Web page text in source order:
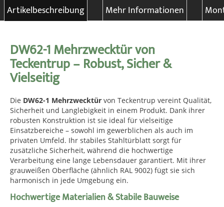
Artikelbeschreibung Mehr Informationen
DW62-1 Mehrzwecktür von
Teckentrup – Robust, Sicher &
Vielseitig
Die DW62-1 Mehrzwecktür von Teckentrup vereint Qualität,
Sicherheit und Langlebigkeit in einem Produkt. Dank ihrer
robusten Konstruktion ist sie ideal für vielseitige
Einsatzbereiche – sowohl im gewerblichen als auch im
privaten Umfeld. Ihr stabiles Stahltürblatt sorgt für
zusätzliche Sicherheit, während die hochwertige
Verarbeitung eine lange Lebensdauer garantiert. Mit ihrer
grauweißen Oberfläche (ähnlich RAL 9002) fügt sie sich
harmonisch in jede Umgebung ein.
Hochwertige Materialien & Stabile Bauweise